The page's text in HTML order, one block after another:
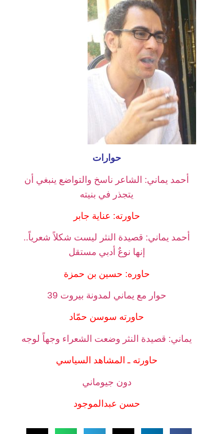
حوارات
أحمد يماني: الشاعر ناسخ والتواضع ينبغي أن
يتجذر في بنيته
حاورته: عناية جابر
أحمد يماني: قصيدة النثر ليست شكلاً شعرياً..
إنها نوعٌ أدبي مستقل
حاوره: حسين بن حمزة
حوار مع يماني لمدونة بيروت 39
حاورته سوسن حمّاد
يماني: قصيدة النثر وضعت الشعراء وجهاً لوجه
حاورته ـ المشاهد السياسي
دون جيوماني
حسن عبدالموجود